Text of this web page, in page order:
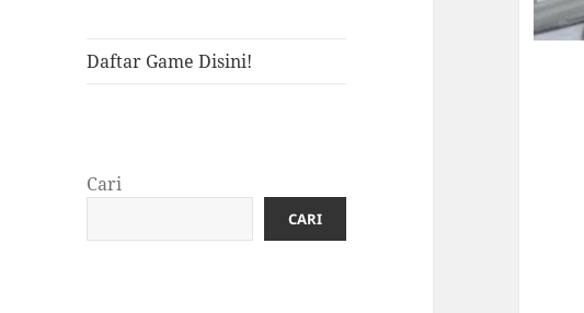
Daftar Game Disini!
Cari
CARI